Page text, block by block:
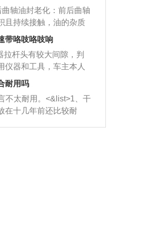
果是因为积碳过多引起
将三元催化器泡在草酸
况得到解决，将清洗剂
与燃油混合后，车辆启
汽油一起进入到燃烧
气排出，就可以让三元
，排气管堵塞的情况就
往右同样也要打相同的
、最后强调要反复练
形成肌肉记忆，在真实
需要记忆也能打好方
轴油封老化：前后曲轴
且持续接触，油的杂质
温度变化使其密封效果
渗油或漏油。<&list>2、
积碳会使活塞环与缸体
致机油流入燃烧室中，
、机油粘度。使用
话，同样会有烧机油现
小具有很好的流动性，
带咯吱咯吱响
拉杆头有较大间隙，判
仪器和工具，车主本人
将车辆送到修理厂或4s
辆半轴套管防尘罩破
现漏油现象，使半轴磨
半轴容易损坏，产生异
定器的转向胶套和球头
耐用吗
不太耐用。<&list>1、干
在十几年前还比较耐